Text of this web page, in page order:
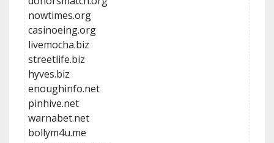
nowtimes.org
casinoeing.org
livemocha.biz
streetlife.biz
hyves.biz
enoughinfo.net
pinhive.net
warnabet.net
bollym4u.me